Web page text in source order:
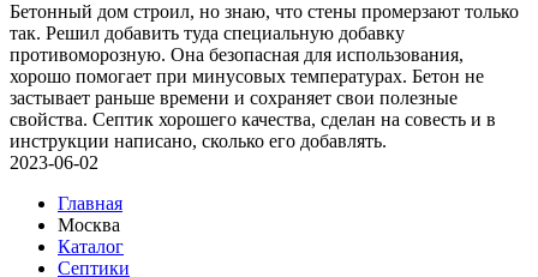
Бетонный дом строил, но знаю, что стены промерзают только
так. Решил добавить туда специальную добавку
противоморозную. Она безопасная для использования,
хорошо помогает при минусовых температурах. Бетон не
застывает раньше времени и сохраняет свои полезные
свойства. Септик хорошего качества, сделан на совесть и в
инструкции написано, сколько его добавлять.
2023-06-02
Главная
Москва
Каталог
Септики